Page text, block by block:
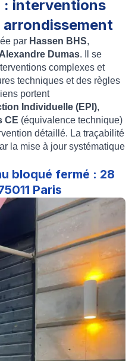
: interventions
arrondissement
par Hassen BHS,
Dumas. Il se
complexes et
techniques et des règles
portent
Individuelle (EPI),
CE (équivalence technique)
détaillé. La traçabilité
la mise à jour systématique
bloqué fermé : 28
Paris